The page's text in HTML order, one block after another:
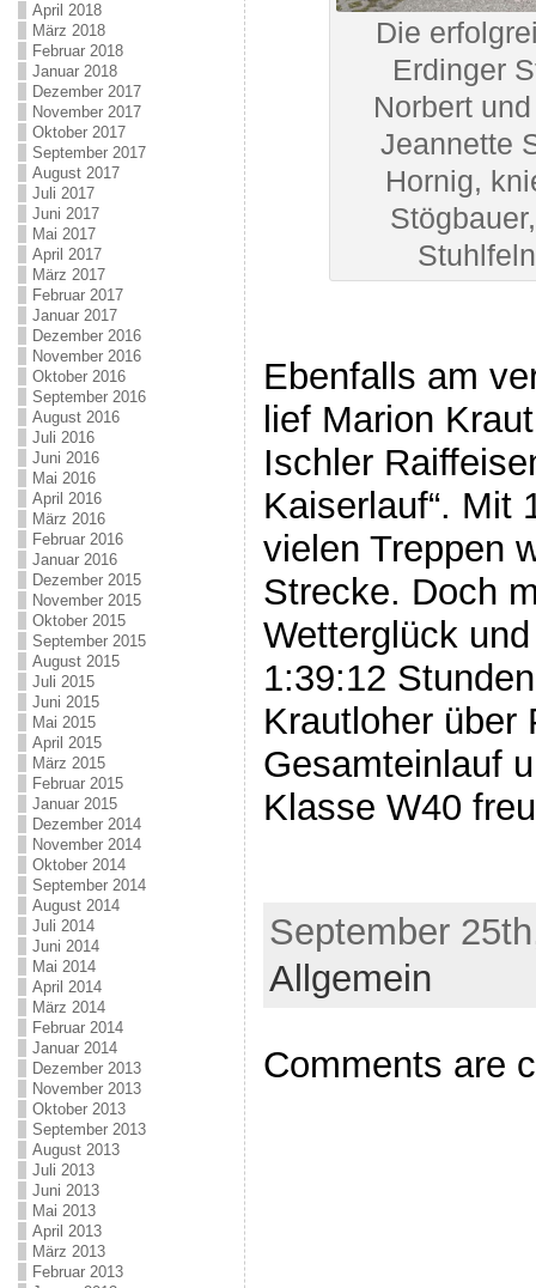
April 2018
März 2018
Februar 2018
Januar 2018
Dezember 2017
November 2017
Oktober 2017
September 2017
August 2017
Juli 2017
Juni 2017
Mai 2017
April 2017
März 2017
Februar 2017
Januar 2017
Dezember 2016
November 2016
Oktober 2016
September 2016
August 2016
Juli 2016
Juni 2016
Mai 2016
April 2016
März 2016
Februar 2016
Januar 2016
Dezember 2015
November 2015
Oktober 2015
September 2015
August 2015
Juli 2015
Juni 2015
Mai 2015
April 2015
März 2015
Februar 2015
Januar 2015
Dezember 2014
November 2014
Oktober 2014
September 2014
August 2014
Juli 2014
Juni 2014
Mai 2014
April 2014
März 2014
Februar 2014
Januar 2014
Dezember 2013
November 2013
Oktober 2013
September 2013
August 2013
Juli 2013
Juni 2013
Mai 2013
April 2013
März 2013
Februar 2013
Die
Erdinger
Norbert
Jeannette
Hornig,
Ebenfalls am
lief Marion
Ischler
Kaiserlauf“. Mit
vielen Treppen
Strecke. Doch
Wetterglück
1:39:12
Krautloher über
Gesamteinlauf
Klasse W40
September
Allgemein
Comments are